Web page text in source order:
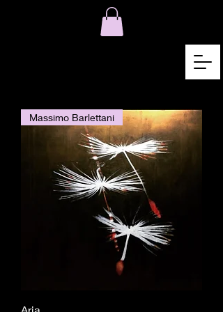
Massimo Barlettani